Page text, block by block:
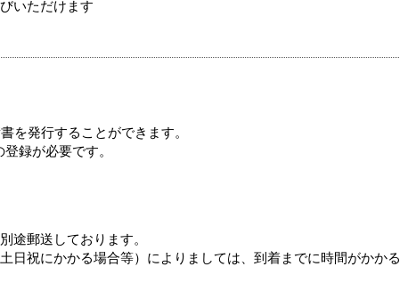
いただけます
を発行することができます。
録が必要です。
途郵送しております。
日祝にかかる場合等）によりましては、到着までに時間がかかる